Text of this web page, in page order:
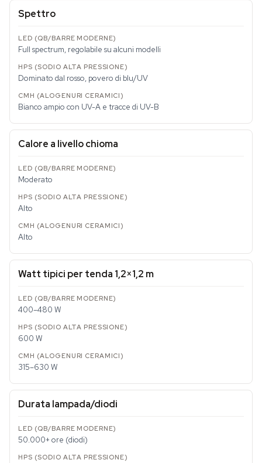
Spettro
Full spectrum, regolabile su alcuni modelli
Dominato dal rosso, povero di blu/UV
Bianco ampio con UV-A e tracce di UV-B
Calore a livello chioma
Moderato
Alto
Alto
Watt tipici per tenda 1,2×1,2 m
400–480 W
600 W
315–630 W
Durata lampada/diodi
50.000+ ore (diodi)